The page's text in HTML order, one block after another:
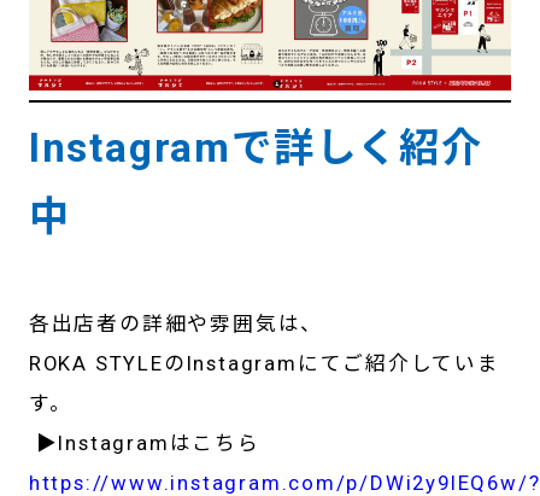
Instagramで詳しく紹介
中
各出店者の詳細や雰囲気は、
ROKA STYLEのInstagramにてご紹介していま
す。
▶Instagramはこちら
https://www.instagram.com/p/DWi2y9IEQ6w/?